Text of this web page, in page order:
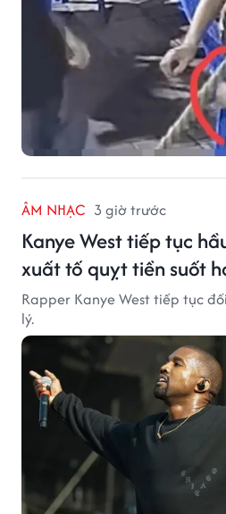
ÂM NHẠC 3 giờ trước
Kanye West tiếp tục
xuất tố quỵt tiền suốt
Rapper Kanye West tiếp tục
lý.